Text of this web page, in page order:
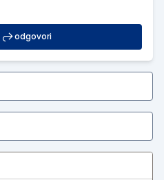
odgovori